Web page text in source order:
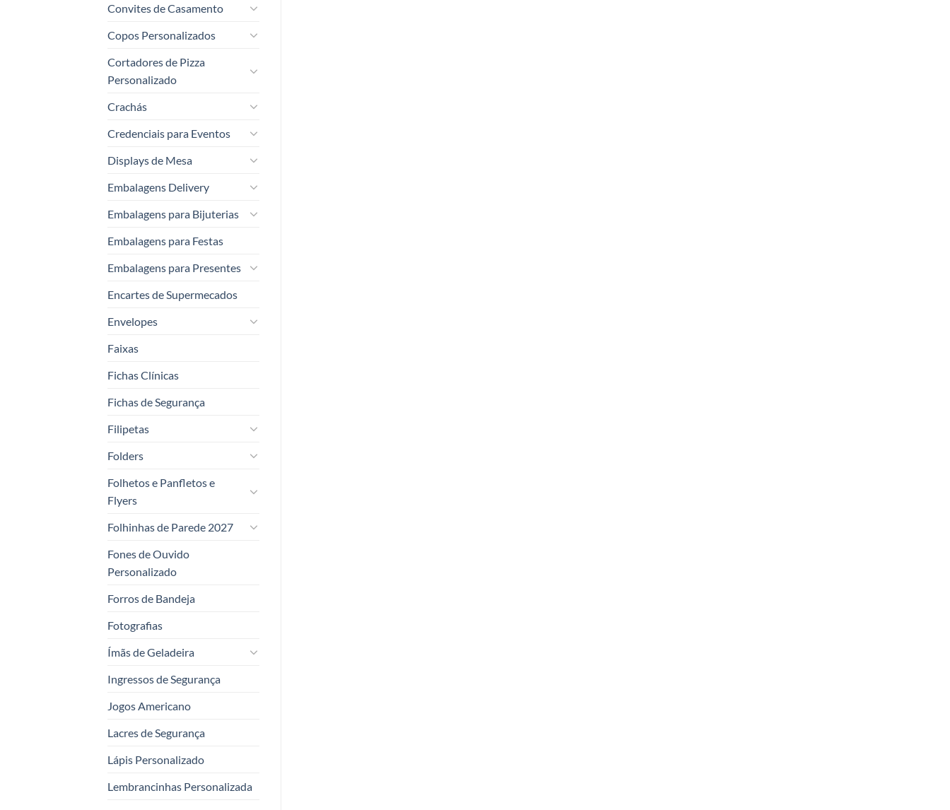
Convites de Casamento
Copos Personalizados
Cortadores de Pizza
Personalizado
Crachás
Credenciais para Eventos
Displays de Mesa
Embalagens Delivery
Embalagens para Bijuterias
Embalagens para Festas
Embalagens para Presentes
Encartes de Supermecados
Envelopes
Faixas
Fichas Clínicas
Fichas de Segurança
Filipetas
Folders
Folhetos e Panfletos e
Flyers
Folhinhas de Parede 2027
Fones de Ouvido
Personalizado
Forros de Bandeja
Fotografias
Ímãs de Geladeira
Ingressos de Segurança
Jogos Americano
Lacres de Segurança
Lápis Personalizado
Lembrancinhas Personalizada